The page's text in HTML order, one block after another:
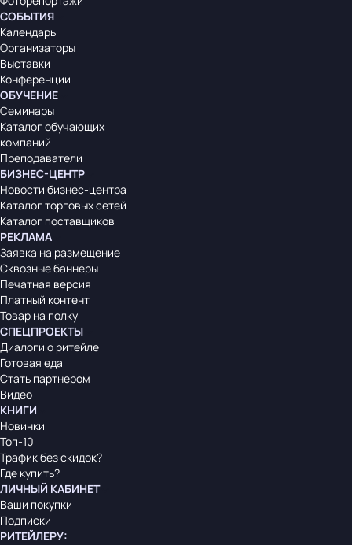
СОБЫТИЯ
Календарь
Организаторы
Выставки
Конференции
ОБУЧЕНИЕ
Семинары
Каталог обучающих
компаний
Преподаватели
БИЗНЕС-ЦЕНТР
Новости бизнес-центра
Каталог торговых сетей
Каталог поставщиков
РЕКЛАМА
Заявка на размещение
Сквозные баннеры
Печатная версия
Платный контент
Товар на полку
СПЕЦПРОЕКТЫ
Диалоги о ритейле
Готовая еда
Стать партнером
Видео
КНИГИ
Новинки
Топ-10
Трафик без скидок?
Где купить?
ЛИЧНЫЙ КАБИНЕТ
Ваши покупки
Подписки
РИТЕЙЛЕРУ: